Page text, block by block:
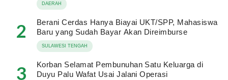
DAERAH
2
Berani Cerdas Hanya Biayai UKT/SPP, Mahasiswa
Baru yang Sudah Bayar Akan Direimburse
SULAWESI TENGAH
3
Korban Selamat Pembunuhan Satu Keluarga di
Duyu Palu Wafat Usai Jalani Operasi